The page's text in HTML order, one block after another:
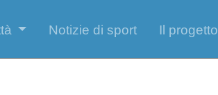
Notizie di sport Il progetto